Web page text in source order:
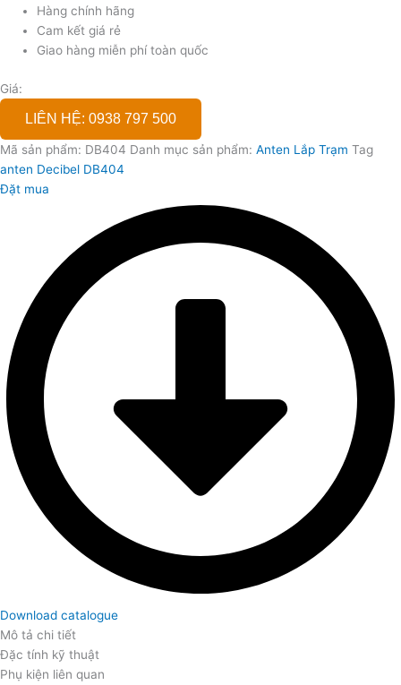
Hàng chính hãng
Cam kết giá rẻ
Giao hàng miễn phí toàn quốc
Giá:
LIÊN HỆ: 0938 797 500
Mã sản phẩm: DB404 Danh mục sản phẩm: Anten Lắp Trạm Tag
anten Decibel DB404
Đặt mua
Download catalogue
Mô tả chi tiết
Đặc tính kỹ thuật
Phụ kiện liên quan